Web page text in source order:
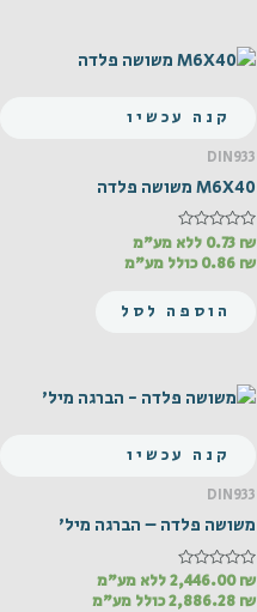
קנה עכשיו
DIN933
M6X40 משושה פלדה
דורג
מתוך
0.73 ₪
ללא מע"מ
0.86 ₪ כולל מע"מ
הוספה לסל
קנה עכשיו
DIN933
משושה פלדה – הברגה מיל'
דורג
מתוך
2,446.00₪
ללא מע"מ
2,886.28 ₪ כולל מע"מ